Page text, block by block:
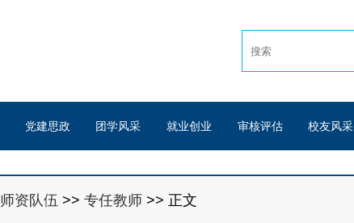
党建思政 团学风采 就业创业 审核评估 校友风采
师资队伍 >> 专任教师 >> 正文